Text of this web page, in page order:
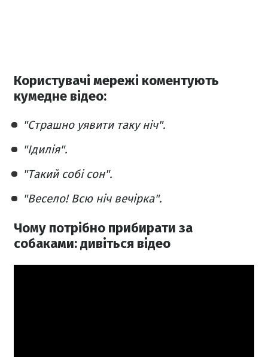
Користувачі мережі коментують
кумедне відео:
"Страшно уявити таку ніч".
"Ідилія".
"Такий собі сон".
"Весело! Всю ніч вечірка".
Чому потрібно прибирати за
собаками: дивіться відео